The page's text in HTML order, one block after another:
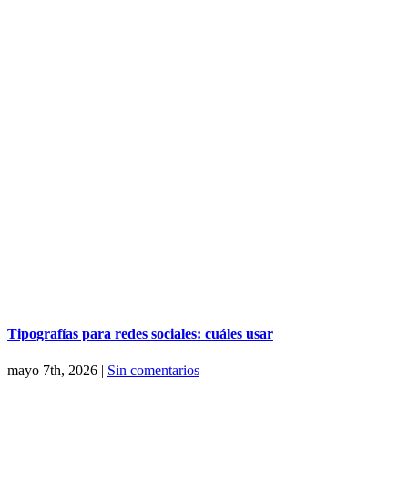
Tipografías para redes sociales: cuáles usar
mayo 7th, 2026 | Sin comentarios